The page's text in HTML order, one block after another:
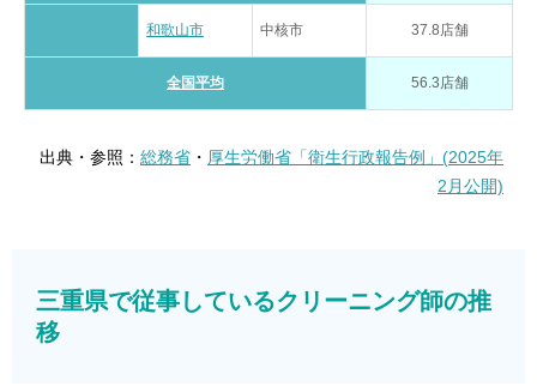
和歌山市 中核市 37.8店舗
全国平均 56.3店舗
出典・参照： 総務省 ・ 厚生労働省「衛生行政報告例」(2025年
2月公開)
三重県で従事しているクリーニング師の推
移